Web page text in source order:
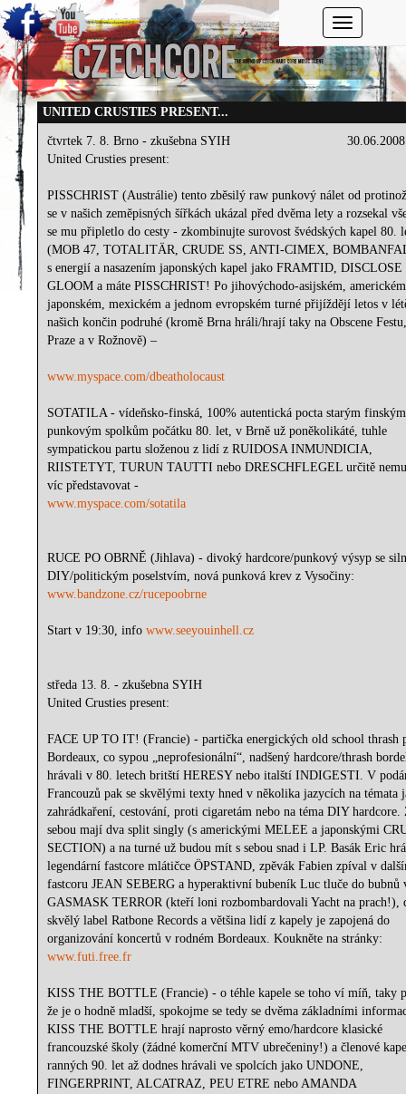
Toggle
UNITED CRUSTIES PRESENT...
čtvrtek 7. 8. Brno - zkušebna SYIH
United Crusties present:
PISSCHRIST (Austrálie) tento zběsilý raw punkový nálet od
se v našich zeměpisných šířkách ukázal před dvěma lety a rozsekal
se mu připletlo do cesty - zkombinujte surovost švédských kapel 80.
(MOB 47, TOTALITÄR, CRUDE SS, ANTI-CIMEX,
s energií a nasazením japonských kapel jako FRAMTID, DISCLOSE
GLOOM a máte PISSCHRIST! Po jihovýchodo-asijském,
japonském, mexickém a jednom evropském turné přijíždějí letos v
našich končin podruhé (kromě Brna hráli/hrají taky na Obscene
Praze a v Rožnově) –
www.myspace.com/dbeatholocaust
SOTATILA - vídeňsko-finská, 100% autentická pocta starým finským
punkovým spolkům počátku 80. let, v Brně už poněkolikáté, tuhle
sympatickou partu složenou z lidí z RUIDOSA INMUNDICIA,
RIISTETYT, TURUN TAUTTI nebo DRESCHFLEGEL určitě
víc představovat -
www.myspace.com/sotatila
RUCE PO OBRNĚ (Jihlava) - divoký hardcore/punkový výsyp se
DIY/politickým poselstvím, nová punková krev z Vysočiny:
www.bandzone.cz/rucepoobrne
Start v 19:30, infowww.seeyouinhell.cz
středa 13. 8. - zkušebna SYIH
United Crusties present:
FACE UP TO IT! (Francie) - partička energických old school thrash
Bordeaux, co sypou „neprofesionální“, nadšený hardcore/thrash
hrávali v 80. letech britští HERESY nebo italští INDIGESTI. V
Francouzů pak se skvělými texty hned v několika jazycích na témata
zahrádkaření, cestování, proti cigaretám nebo na téma DIY hardcore.
sebou mají dva split singly (s americkými MELEE a japonskými
SECTION) a na turné už budou mít s sebou snad i LP. Basák Eric
legendární fastcore mlátičce ÖPSTAND, zpěvák Fabien zpíval v
fastcoru JEAN SEBERG a hyperaktivní bubeník Luc tluče do bubnů
GASMASK TERROR (kteří loni rozbombardovali Yacht na prach!),
skvělý label Ratbone Records a většina lidí z kapely je zapojená do
organizování koncertů v rodném Bordeaux. Koukněte na stránky:
www.futi.free.fr
KISS THE BOTTLE (Francie) - o téhle kapele se toho ví míň, taky
že je o hodně mladší, spokojme se tedy se dvěma základními
KISS THE BOTTLE hrají naprosto věrný emo/hardcore klasické
francouzské školy (žádné komerční MTV ubrečeniny!) a členové
ranných 90. let až dodnes hrávali ve spolcích jako UNDONE,
FINGERPRINT, ALCATRAZ, PEU ETRE nebo AMANDA